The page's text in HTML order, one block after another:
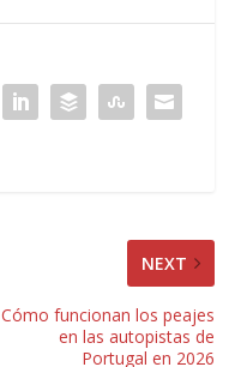
NEXT
Cómo funcionan los peajes
en las autopistas de
Portugal en 2026